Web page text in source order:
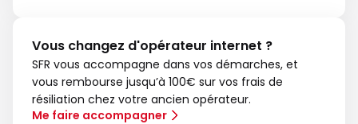
Vous changez d'opérateur internet ?
SFR vous accompagne dans vos démarches, et
vous rembourse jusqu’à 100€ sur vos frais de
résiliation chez votre ancien opérateur.
Me faire accompagner